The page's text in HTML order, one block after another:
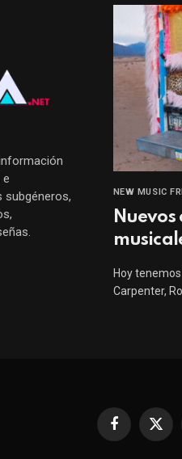
e
subgéneros,
NEW MUSIC
Hoy
Carpenter,
Facebook
X